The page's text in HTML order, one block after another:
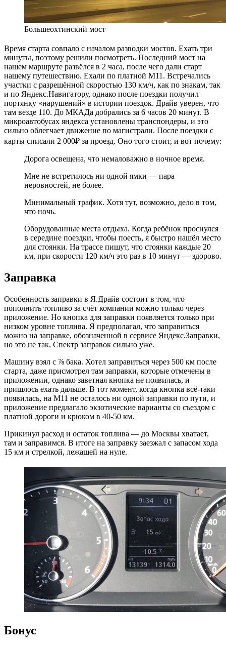
Большеохтинский мост
Время старта совпало с началом разводки мостов. Ехать три
минуты, поэтому решили посмотреть. Последний мост на
нашем маршруте развёлся в 2 часа, после чего дали старт
нашему путешествию. Ехали по платной М11. Встречались
участки с разрешённой скоростью 130 км/ч, как по знакам, так
и по Яндекс.Навигатору, однако после поездки получил
портянку «нарушений» в истории поездок. Драйв уверен, что
там везде 110. До МКАДа добрались за 6 часов 20 минут. В
микроавтобусах яндекса установлены транспондеры, и это
сильно облегчает движение по магистрали. После поездки с
карты списали 2 000₽ за проезд. Оно того стоит, и вот почему:
Дорога освещена, что немаловажно в ночное время.
Мне не встретилось ни одной ямки — пара
неровностей, не более.
Минимальный трафик. Хотя тут, возможно, дело в том,
что ночь.
Оборудованные места отдыха. Когда ребёнок проснулся
в середине поездки, чтобы поесть, я быстро нашёл место
для стоянки. На трассе пишут, что стоянки каждые 20
км, при скорости 120 км/ч это раз в 10 минут — здорово.
Заправка
Особенность заправки в Я.Драйв состоит в том, что
пополнить топливо за счёт компании можно только через
приложение. Но кнопка для заправки появляется только при
низком уровне топлива. Я предполагал, что заправиться
можно на заправке, обозначенной в сервисе Яндекс.Заправки,
но это не так. Спектр заправок сильно уже.
Машину взял с ⅞ бака. Хотел заправиться через 500 км после
старта, даже присмотрел там заправки, которые отмечены в
приложении, однако заветная кнопка не появилась, и
пришлось ехать дальше. В тот момент, когда кнопка всё-таки
появилась, на М11 не осталось ни одной заправки по пути, и
приложение предлагало экзотические варианты со съездом с
платной дороги и крюком в 40-50 км.
Прикинул расход и остаток топлива — до Москвы хватает,
там и заправимся. В итоге на заправку заезжал с запасом хода
15 км и стрелкой, лежащей на нуле.
Бонус